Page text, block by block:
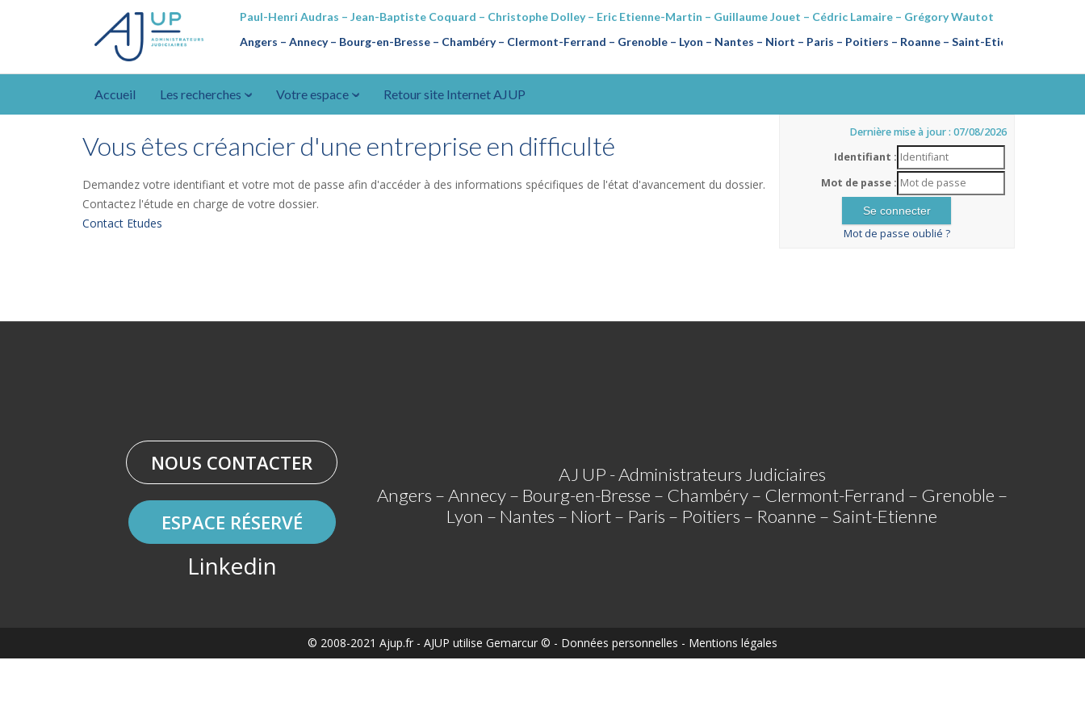
Paul-Henri Audras – Jean-Baptiste Coquard – Christophe Dolley – Eric Etienne-Martin – Guillaume Jouet – Cédric Lamaire – Grégory Wautot
Angers – Annecy– Bourg-en-Bresse – Chambéry – Clermont-Ferrand – Grenoble – Lyon – Nantes – Niort – Paris – Poitiers – Roanne – Saint-Etienne
Accueil Les recherches Votre espace Retour site Internet AJUP
Vous êtes créancier d'une entreprise en difficulté
Demandez votre identifiant et votre mot de passe afin d'accéder à des informations spécifiques de l'état d'avancement du dossier.
Contactez l'étude en charge de votre dossier.
Contact Etudes
Dernière mise à jour : 07/08/2026
Identifiant :
Mot de passe :
Mot de passe oublié ?
NOUS CONTACTER
ESPACE RÉSERVÉ
Linkedin
AJ UP - Administrateurs Judiciaires
Angers – Annecy – Bourg-en-Bresse – Chambéry – Clermont-Ferrand – Grenoble –
Lyon – Nantes – Niort – Paris – Poitiers – Roanne – Saint-Etienne
© 2008-2021 Ajup.fr - AJUP utilise Gemarcur © - Données personnelles - Mentions légales